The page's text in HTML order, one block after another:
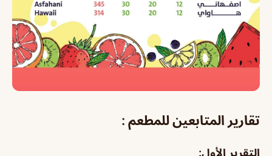
تقارير المتابعين للمطعم :
التقرير الأول: